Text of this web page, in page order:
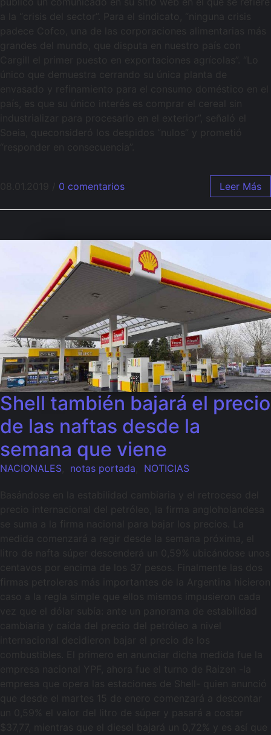
a la “crisis del sector”. Para el sindicato, “ninguna crisis
padece Cofco, una de las corporaciones alimentarias más
grandes del mundo, que disputa en nuestro país con
Cargill el primer puesto en exportaciones agrícolas”. “Lo
único que demuestra cerrando su única planta de
envasado y refinamiento para el consumo doméstico en el
país, es que su único interés es comprar el cereal sin
industrializar para procesarlo en el exterior”, señaló el
Soeia, queconsideró los despidos “nulos” y prometió
“responder en consecuencia”.
08.01.2019 0 comentarios Leer Más
Shell también bajará el precio
de las naftas desde la
semana que viene
NACIONALES notas portada NOTICIAS
Basándose en la estabilidad cambiaria y el retroceso del
precio internacional del petróleo, la firma angloholandesa
se suma a la firma nacional para bajar los precios. La
medida comenzará a regir desde la semana próxima, el
litro de nafta súper descenderá un 0,59% ubicándose unos
centavos por encima de los 37 pesos. Finalmente las dos
firmas petroleras más importantes de la Argentina hicieron
caso a la regla simple que ellos mismos impusieron cada
vez que el dólar subía: ante un panorama de estabilidad
cambiaria y caída del precio del petróleo a nivel
internacional decidieron bajar el precio de los
combustibles. El primero en anunciar dicha medida fue la
empresa nacional YPF, ahora fue el turno de Raizen -la
empresa que opera las estaciones de Shell- quien anunció
que desde el martes 15 de enero comenzará a descontar
un 0,59% el valor del litro de súper y pasará a costar
$37,77, mientras que el diesel bajará un 0,72% y es así que